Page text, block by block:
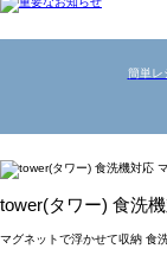
簡単レ
tower(タワー) 食洗
マグネットで浮かせて収納 食